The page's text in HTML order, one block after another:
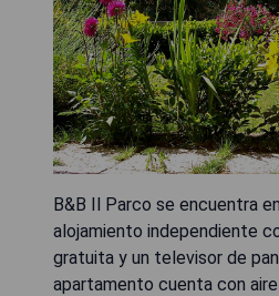
B&B Il Parco se encuentra
alojamiento independiente
gratuita y un televisor de
apartamento cuenta con